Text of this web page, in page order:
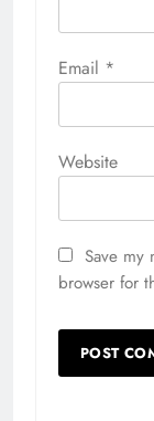
Email *
Website
Save my
browser for